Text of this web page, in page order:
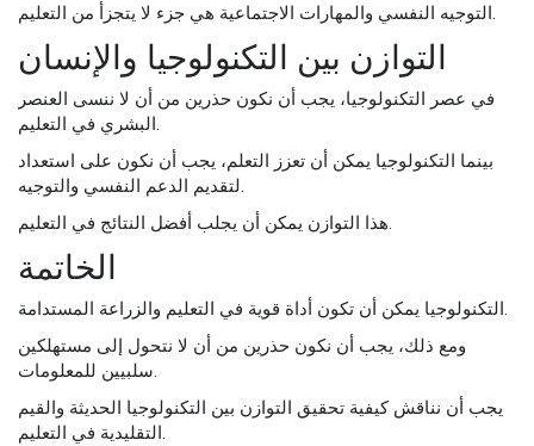
التوجيه النفسي والمهارات الاجتماعية هي جزء لا يتجزأ من التعليم.
التوازن بين التكنولوجيا والإنسان
في عصر التكنولوجيا، يجب أن نكون حذرين من أن لا ننسى العنصر
البشري في التعليم.
بينما التكنولوجيا يمكن أن تعزز التعلم، يجب أن نكون على استعداد
لتقديم الدعم النفسي والتوجيه.
هذا التوازن يمكن أن يجلب أفضل النتائج في التعليم.
الخاتمة
التكنولوجيا يمكن أن تكون أداة قوية في التعليم والزراعة المستدامة.
ومع ذلك، يجب أن نكون حذرين من أن لا نتحول إلى مستهلكين
سلبيين للمعلومات.
يجب أن نناقش كيفية تحقيق التوازن بين التكنولوجيا الحديثة والقيم
التقليدية في التعليم.